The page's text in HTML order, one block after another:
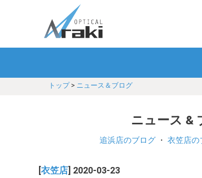
トップ> ニュース＆ブログ
ニュース &
追浜店のブログ・ 衣笠店の
衣笠店 ] 2020-03-23